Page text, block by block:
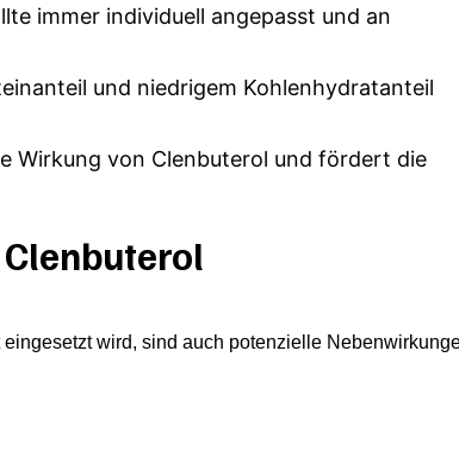
immer individuell angepasst und an
und niedrigem Kohlenhydratanteil
Wirkung von Clenbuterol und fördert die
wird, sind auch potenzielle